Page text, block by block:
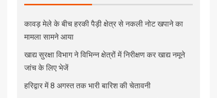
कावड़ मेले के बीच हरकी पैड़ी क्षेत्र से नकली नोट खपाने का
मामला सामने आया
खाद्य सुरक्षा विभाग ने विभिन्न क्षेत्रों में निरीक्षण कर खाद्य नमूने
जांच के लिए भेजें
हरिद्वार में 8 अगस्त तक भारी बारिश की चेतावनी